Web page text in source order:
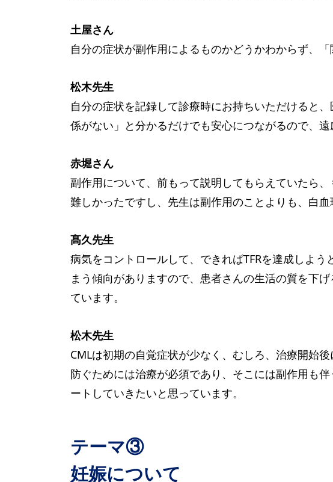
土屋さん
自分の症状が副作用によるものかどうかわからず、
松木先生
自分の症状を記録して診療時にお持ちいただけると
係がない」と分かるだけでも安心につながるので、遠
赤堀さん
副作用について、前もって説明してもらえていたら
難しかったですし、先生は副作用のことよりも、白
髙久先生
病気をコントロールして、できればTFRを達成しよ
まう傾向がありますので、患者さんの生活の質を下
ています。
松木先生
CMLは初期の自覚症状が少なく、むしろ、治療開始
防ぐためには治療が必須であり、そこには副作用も
ートしていきたいと思っています。
テーマ③
妊娠について